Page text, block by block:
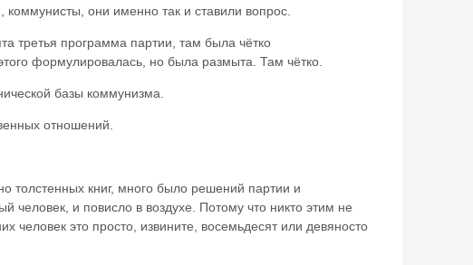
они именно так и ставили вопрос.
третья программа партии, там была чётко
формулировалась, но была размыта. Там чётко.
базы коммунизма.
отношений.
книг, много было решений партии и
человек, и повисло в воздухе. Потому что никто этим не
человек это просто, извините, восемьдесят или девяносто